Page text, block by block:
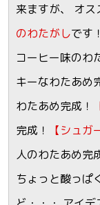
来ますが、 オ
のわたがしです
コーヒー味のわ
キーなわたあめ
わたあめ完成！
完成！
【シュガ
人のわたあめ完
ちょっと酸っぱ